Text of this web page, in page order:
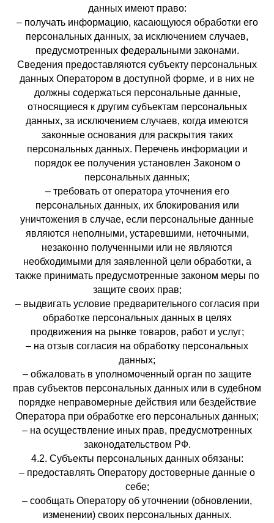
данных имеют право:
– получать информацию, касающуюся обработки его
персональных данных, за исключением случаев,
предусмотренных федеральными законами.
Сведения предоставляются субъекту персональных
данных Оператором в доступной форме, и в них не
должны содержаться персональные данные,
относящиеся к другим субъектам персональных
данных, за исключением случаев, когда имеются
законные основания для раскрытия таких
персональных данных. Перечень информации и
порядок ее получения установлен Законом о
персональных данных;
– требовать от оператора уточнения его
персональных данных, их блокирования или
уничтожения в случае, если персональные данные
являются неполными, устаревшими, неточными,
незаконно полученными или не являются
необходимыми для заявленной цели обработки, а
также принимать предусмотренные законом меры по
защите своих прав;
– выдвигать условие предварительного согласия при
обработке персональных данных в целях
продвижения на рынке товаров, работ и услуг;
– на отзыв согласия на обработку персональных
данных;
– обжаловать в уполномоченный орган по защите
прав субъектов персональных данных или в судебном
порядке неправомерные действия или бездействие
Оператора при обработке его персональных данных;
– на осуществление иных прав, предусмотренных
законодательством РФ.
4.2. Субъекты персональных данных обязаны:
– предоставлять Оператору достоверные данные о
себе;
– сообщать Оператору об уточнении (обновлении,
изменении) своих персональных данных.